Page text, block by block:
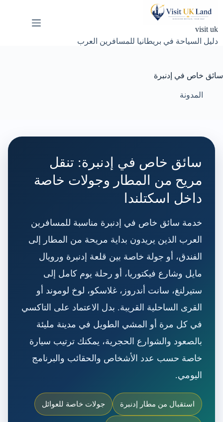
visit uk
دليل السياحة في بريطانيا للمسافرين العرب
سائق خاص في إدنبرة
المدونة
سائق خاص في إدنبرة: تنقل
مريح من المطار وجولات خاصة
داخل اسكتلندا
خدمة سائق خاص في إدنبرة مناسبة للمسافرين
العرب الذين يريدون بداية مريحة من المطار إلى
الفندق، أو جولة خاصة بين قلعة إدنبرة ورويال
مايل وشارع فيكتوريا، أو رحلة يوم كامل إلى
ستيرلنغ، سانت أندروز، غلاسكو، لوخ لوموند أو
القرى الساحلية القريبة. بدل الاعتماد على التاكسي
في كل مرة أو المشي الطويل في مدينة مليئة
بالصعود والشوارع الحجرية، يمكنك ترتيب سيارة
خاصة حسب عدد الأشخاص والحقائب والبرنامج
اليومي.
استقبال من مطار إدنبرة جولات خاصة للعوائل